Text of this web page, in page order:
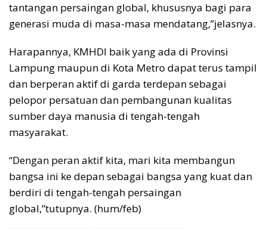
tantangan persaingan global, khususnya bagi para
generasi muda di masa-masa mendatang,”jelasnya.
Harapannya, KMHDI baik yang ada di Provinsi
Lampung maupun di Kota Metro dapat terus tampil
dan berperan aktif di garda terdepan sebagai
pelopor persatuan dan pembangunan kualitas
sumber daya manusia di tengah-tengah
masyarakat.
“Dengan peran aktif kita, mari kita membangun
bangsa ini ke depan sebagai bangsa yang kuat dan
berdiri di tengah-tengah persaingan
global,”tutupnya. (hum/feb)